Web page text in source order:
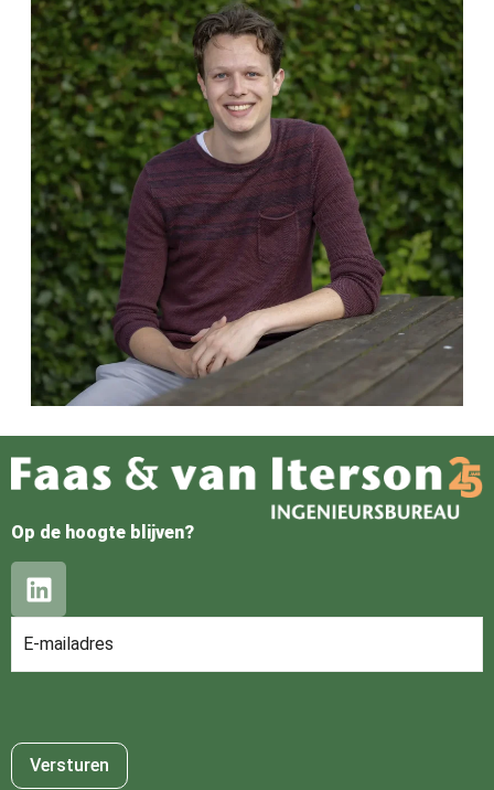
Op de hoogte blijven?